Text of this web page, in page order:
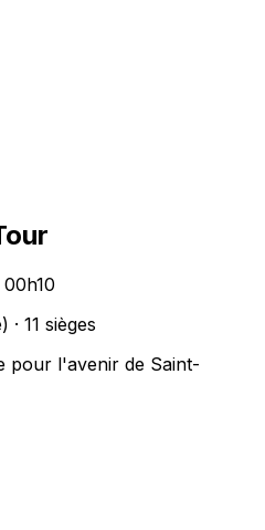
· 11 sièges
pour l'avenir de Saint-